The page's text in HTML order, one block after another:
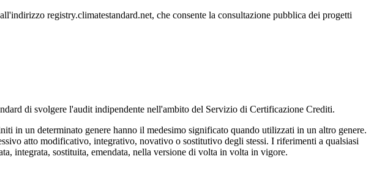
registry.climatestandard.net, che consente la consultazione pubblica dei progetti
di svolgere l'audit indipendente nell'ambito del Servizio di Certificazione Crediti.
in un determinato genere hanno il medesimo significato quando utilizzati in un altro genere.
atto modificativo, integrativo, novativo o sostitutivo degli stessi. I riferimenti a qualsiasi
integrata, sostituita, emendata, nella versione di volta in volta in vigore.